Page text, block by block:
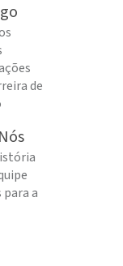
de
para a